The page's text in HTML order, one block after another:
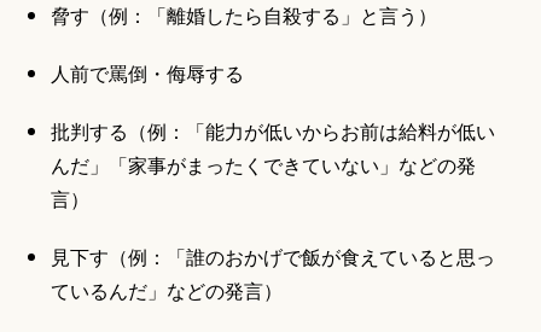
脅す（例：「離婚したら自殺する」と言う）
人前で罵倒・侮辱する
批判する（例：「能力が低いからお前は給料が低い
んだ」「家事がまったくできていない」などの発
言）
見下す（例：「誰のおかげで飯が食えていると思っ
ているんだ」などの発言）